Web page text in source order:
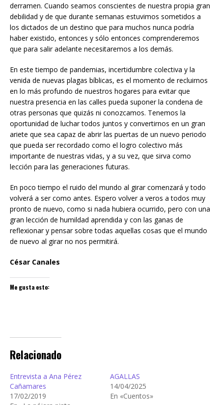
derramen. Cuando seamos conscientes de nuestra propia gran
debilidad y de que durante semanas estuvimos sometidos a
los dictados de un destino que para muchos nunca podría
haber existido, entonces y sólo entonces comprenderemos
que para salir adelante necesitaremos a los demás.
En este tiempo de pandemias, incertidumbre colectiva y la
venida de nuevas plagas bíblicas, es el momento de recluirnos
en lo más profundo de nuestros hogares para evitar que
nuestra presencia en las calles pueda suponer la condena de
otras personas que quizás ni conozcamos. Tenemos la
oportunidad de luchar todos juntos y convertirnos en un gran
ariete que sea capaz de abrir las puertas de un nuevo periodo
que pueda ser recordado como el logro colectivo más
importante de nuestras vidas, y a su vez, que sirva como
lección para las generaciones futuras.
En poco tiempo el ruido del mundo al girar comenzará y todo
volverá a ser como antes. Espero volver a veros a todos muy
pronto de nuevo, como si nada hubiera ocurrido, pero con una
gran lección de humildad aprendida y con las ganas de
reflexionar y pensar sobre todas aquellas cosas que el mundo
de nuevo al girar no nos permitirá.
César Canales
Me gusta esto:
Relacionado
Entrevista a Ana Pérez
Cañamares
17/02/2019
AGALLAS
14/04/2025
En «Cuentos»